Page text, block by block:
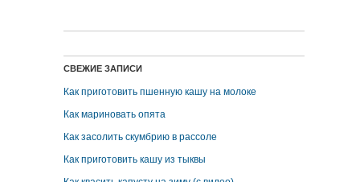
СВЕЖИЕ ЗАПИСИ
Как приготовить пшенную кашу на молоке
Как мариновать опята
Как засолить скумбрию в рассоле
Как приготовить кашу из тыквы